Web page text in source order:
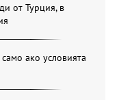
от Турция, в
ако условията